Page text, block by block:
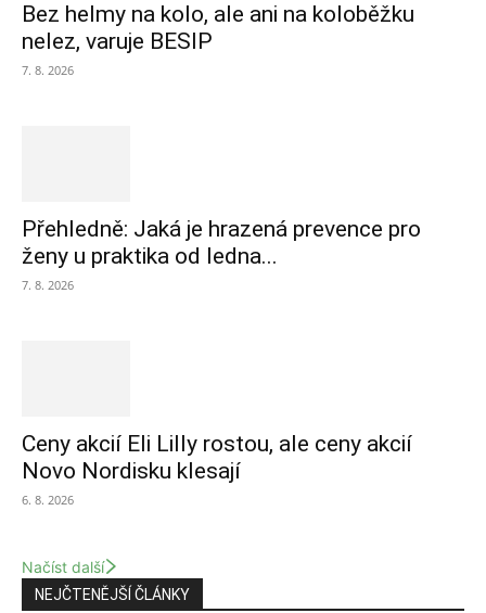
Bez helmy na kolo, ale ani na koloběžku
nelez, varuje BESIP
7. 8. 2026
Přehledně: Jaká je hrazená prevence pro
ženy u praktika od ledna...
7. 8. 2026
Ceny akcií Eli Lilly rostou, ale ceny akcií
Novo Nordisku klesají
6. 8. 2026
Načíst další
NEJČTENĚJŠÍ ČLÁNKY